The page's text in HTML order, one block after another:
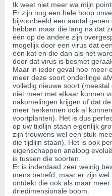
Ik weet niet meer wa mijn
Er zijn nog een hele hoop
bijvoorbeeld een aantal
hebben maar die lang na dat
één op de andere zijn
mogelijk door een virus dat
een kat en die dan als het
door dat virus is besmet
Maar in ieder geval hoe meer
meer deze soort onderlinge
volledig nieuwe soort
niet meer met elkaar kunnen
nakomelingen krijgen of dat
meer herkennen ook al
voortplanten). Het is dus
op uw tijdlijn staan eigenlijk
zijn trouwens wel een stuk
die tijdlijn staan). Het is ook
eigenschappen analoog
is tussen die soorten.
Er is inderdaad zeer weinig
mens betrefd, maar er zijn
ontdekt die ook als maar
driedimensionale boom.